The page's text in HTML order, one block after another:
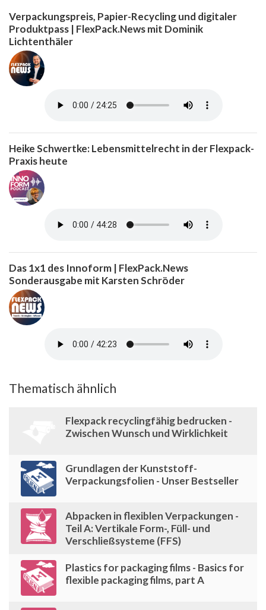
Verpackungspreis, Papier-Recycling und digitaler
Produktpass | FlexPack.News mit Dominik
Lichtenthäler
Heike Schwertke: Lebensmittelrecht in der Flexpack-
Praxis heute
Das 1x1 des Innoform | FlexPack.News
Sonderausgabe mit Karsten Schröder
Thematisch ähnlich
Flexpack recyclingfähig bedrucken -
Zwischen Wunsch und Wirklichkeit
Grundlagen der Kunststoff-
Verpackungsfolien - Unser Bestseller
Abpacken in flexiblen Verpackungen -
Teil A: Vertikale Form-, Füll- und
Verschließsysteme (FFS)
Plastics for packaging films - Basics for
flexible packaging films, part A